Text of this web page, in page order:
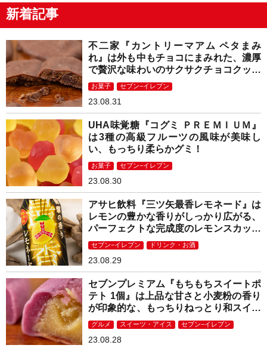
新着記事
不二家『カントリーマアム ペタまみ
れ』は外も中もチョコにまみれた、濃厚
で贅沢な味わいのサクサクチョコクッキ
ー！
お菓子 セブン−イレブン
23.08.31
UHA味覚糖『コグミ ＰＲＥＭＩＵＭ』
は3種の高級フルーツの風味が美味し
い、もっちり柔らかグミ！
お菓子 セブン−イレブン
23.08.30
アサヒ飲料『三ツ矢最香レモネード』は
レモンの豊かな香りがしっかり広がる、
パーフェクトな完成度のレモンスカッシ
ュ！
セブン−イレブン ドリンク・お酒
23.08.29
セブンプレミアム『もちもちスイートポ
テト 1個』は上品な甘さと小麦粉の香り
が印象的な、もっちりねっとり和スイー
ツ！
グルメ スイーツ・アイス セブン−イレブン
23.08.28